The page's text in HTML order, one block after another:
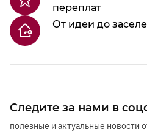
Следите за нами в
полезные и актуальные новости
переплат
От идеи до